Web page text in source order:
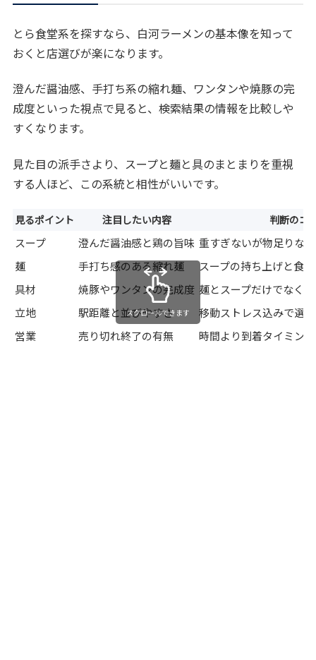
とら食堂系を探すなら、白河ラーメンの基本像を知って
おくと店選びが楽になります。
澄んだ醤油感、手打ち系の縮れ麺、ワンタンや焼豚の完
成度といった視点で見ると、検索結果の情報を比較しや
すくなります。
見た目の派手さより、スープと麺と具のまとまりを重視
する人ほど、この系統と相性がいいです。
見るポイント 注目したい内容 判断のコ
スープ 澄んだ醤油感と鶏の旨味 重すぎないが物足りな
麺
手打ち感のある縮れ麺
スープの持ち上げと食
具材
焼豚やワンタンの完成度 麺とスープだけでなく
立地
駅距離と並びやすさ
移動ストレス込みで選ぶ
営業
売り切れ終了の有無 時間より到着タイミン
スクロールできます